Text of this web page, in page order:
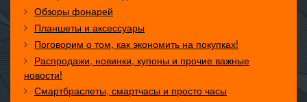
Обзоры фонарей
Планшеты и аксессуары
Поговорим о том, как экономить на покупках!
Распродажи, новинки, купоны и прочие важные
новости!
Смартбраслеты, смартчасы и просто часы